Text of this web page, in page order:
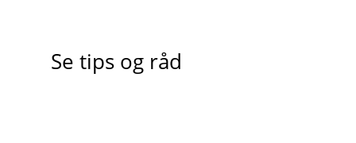
Se tips og råd